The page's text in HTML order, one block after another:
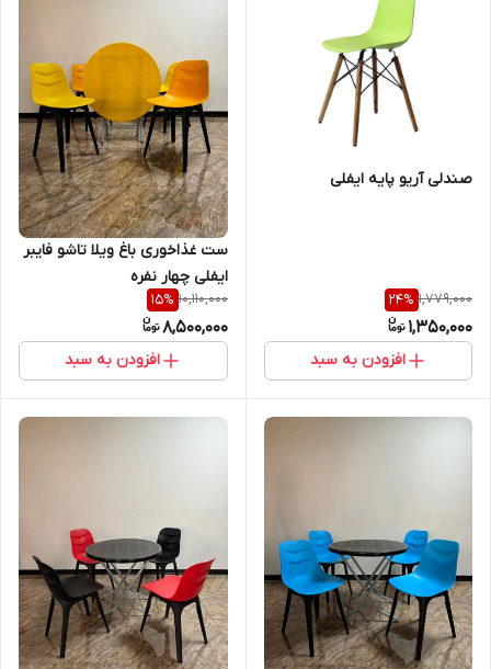
صندلی آریو پایه ایفلی
1,779,000
24%
1,350,000
افزودن به سبد
ست غذاخوری باغ ویلا تاشو فایبر
ایفلی چهار نفره
10,110,000
15%
8,500,000
افزودن به سبد